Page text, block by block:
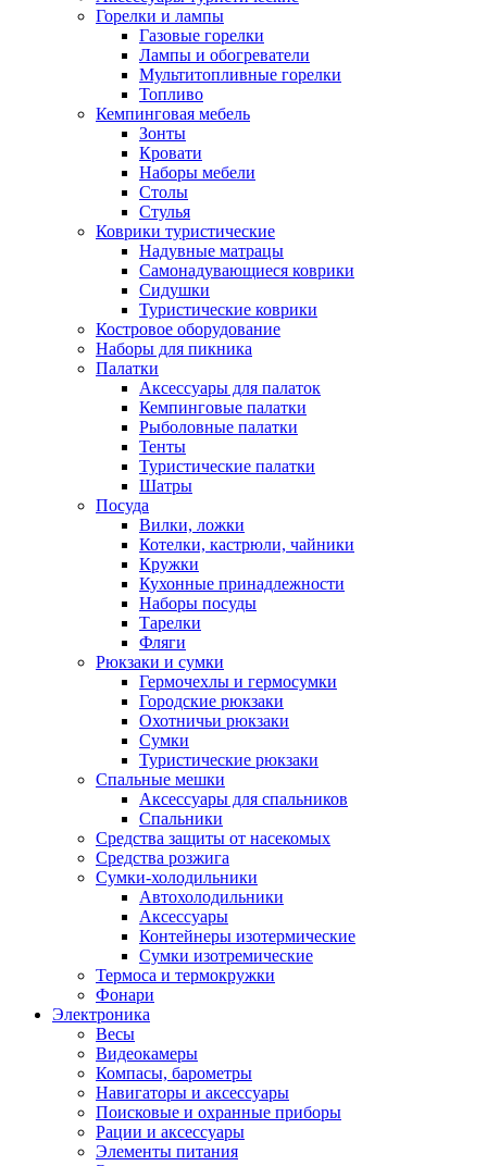
Горелки и лампы
Газовые горелки
Лампы и обогреватели
Мультитопливные горелки
Топливо
Кемпинговая мебель
Зонты
Кровати
Наборы мебели
Столы
Стулья
Коврики туристические
Надувные матрацы
Самонадувающиеся коврики
Сидушки
Туристические коврики
Костровое оборудование
Наборы для пикника
Палатки
Аксессуары для палаток
Кемпинговые палатки
Рыболовные палатки
Тенты
Туристические палатки
Шатры
Посуда
Вилки, ложки
Котелки, кастрюли, чайники
Кружки
Кухонные принадлежности
Наборы посуды
Тарелки
Фляги
Рюкзаки и сумки
Гермочехлы и гермосумки
Городские рюкзаки
Охотничьи рюкзаки
Сумки
Туристические рюкзаки
Спальные мешки
Аксессуары для спальников
Спальники
Средства защиты от насекомых
Средства розжига
Сумки-холодильники
Автохолодильники
Аксессуары
Контейнеры изотермические
Сумки изотремические
Термоса и термокружки
Фонари
Электроника
Весы
Видеокамеры
Компасы, барометры
Навигаторы и аксессуары
Поисковые и охранные приборы
Рации и аксессуары
Элементы питания